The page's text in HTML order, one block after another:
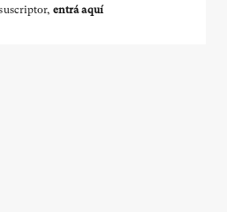
entrá aquí